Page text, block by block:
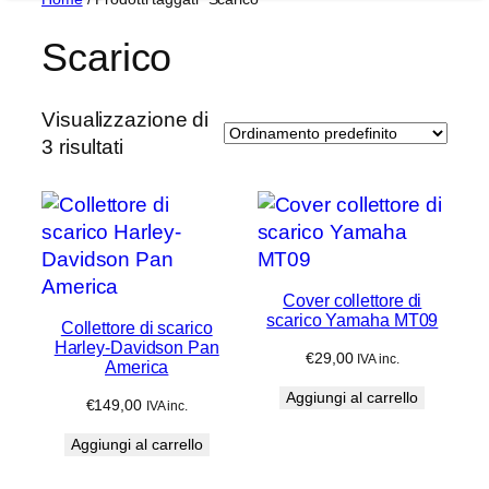
Scarico
Visualizzazione di
3 risultati
Collettore di scarico
Harley-Davidson Pan
America
€149,00 IVA inc.
Aggiungi al carrello
Cover collettore di
scarico Yamaha MT09
€29,00 IVA inc.
Aggiungi al carrello